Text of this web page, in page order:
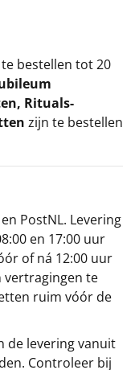
te bestellen tot 20
, Rituals-
zijn te bestellen
PostNL. Levering
en 17:00 uur
of ná 12:00 uur
vertragingen te
ruim vóór de
de levering vanuit
Controleer bij